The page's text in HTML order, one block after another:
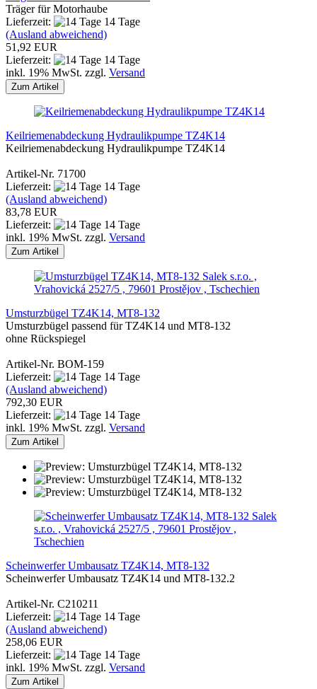
Träger für Motorhaube
Lieferzeit:
14 Tage
(Ausland abweichend)
51,92 EUR
Lieferzeit:
14 Tage
inkl. 19% MwSt. zzgl. Versand
Zum Artikel
Keilriemenabdeckung Hydraulikpumpe TZ4K14
Keilriemenabdeckung Hydraulikpumpe TZ4K14
Artikel-Nr. 71700
Lieferzeit:
14 Tage
(Ausland abweichend)
83,78 EUR
Lieferzeit:
14 Tage
inkl. 19% MwSt. zzgl. Versand
Zum Artikel
Salek s.r.o. ,
Vrahovická 2527/5 , 79601 Prostějov , Tschechien
Umsturzbügel TZ4K14, MT8-132
Umsturzbügel passend für TZ4K14 und MT8-132
ohne Rückspiegel
Artikel-Nr. BOM-159
Lieferzeit:
14 Tage
(Ausland abweichend)
792,30 EUR
Lieferzeit:
14 Tage
inkl. 19% MwSt. zzgl. Versand
Zum Artikel
Salek
s.r.o. , Vrahovická 2527/5 , 79601 Prostějov ,
Tschechien
Scheinwerfer Umbausatz TZ4K14, MT8-132
Scheinwerfer Umbausatz TZ4K14 und MT8-132.2
Artikel-Nr. C210211
Lieferzeit:
14 Tage
(Ausland abweichend)
258,06 EUR
Lieferzeit:
14 Tage
inkl. 19% MwSt. zzgl. Versand
Zum Artikel